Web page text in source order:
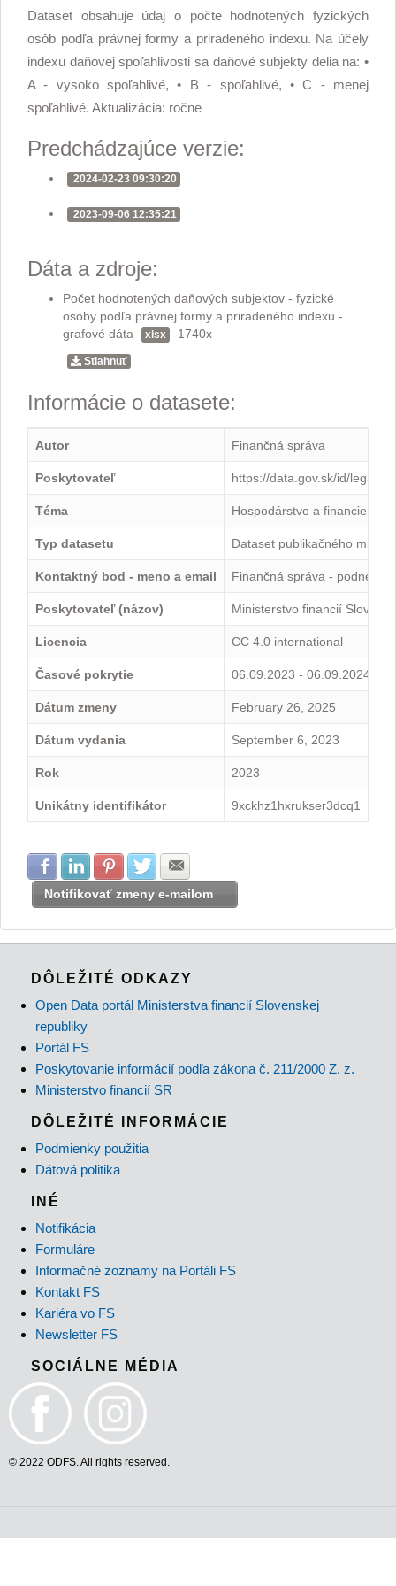
Dataset obsahuje údaj o počte hodnotených fyzických
osôb podľa právnej formy a priradeného indexu. Na účely
indexu daňovej spoľahlivosti sa daňové subjekty delia na: •
A - vysoko spoľahlivé, • B - spoľahlivé, • C - menej
spoľahlivé. Aktualizácia: ročne
Predchádzajúce verzie:
2024-02-23 09:30:20
2023-09-06 12:35:21
Dáta a zdroje:
Počet hodnotených daňových subjektov - fyzické
osoby podľa právnej formy a priradeného indexu -
grafové dáta
xlsx 1740x
Stiahnuť
Informácie o datasete:
Autor Finančná správa
Poskytovateľ https://data.gov.sk/id/legal-
Téma Hospodárstvo a financie
Typ datasetu Dataset publikačného
Kontaktný bod - meno a email Finančná správa -
Poskytovateľ (názov) Ministerstvo financií
Licencia CC 4.0 international
Časové pokrytie 06.09.2023 - 06.09.2024
Dátum zmeny February 26, 2025
Dátum vydania September 6, 2023
Rok 2023
Unikátny identifikátor 9xckhz1hxrukser3dcq1
Zdielať na Facebook
Zdielať na LinkedIn
Zdielať na Pinterest
Zdielať na Twitter
Notifikovať zmeny e-mailom
DÔLEŽITÉ ODKAZY
Open Data portál Ministerstva financií Slovenskej
republiky
Portál FS
Poskytovanie informácií podľa zákona č. 211/2000 Z. z.
Ministerstvo financií SR
DÔLEŽITÉ INFORMÁCIE
Podmienky použitia
Dátová politika
INÉ
Notifikácia
Formuláre
Informačné zoznamy na Portáli FS
Kontakt FS
Kariéra vo FS
Newsletter FS
SOCIÁLNE MÉDIA
© 2022 ODFS. All rights reserved.